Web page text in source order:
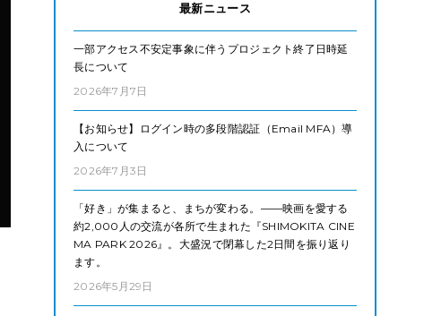
最新ニュース
一部アクセス不安定事象に伴うプロジェクト終了日時延
長について
2026年7月7日
【お知らせ】ログイン時の多段階認証（Email MFA）導
入について
2026年7月3日
「好き」が集まると、まちが変わる。——映画を愛する
約2,000人の交流が各所で生まれた『SHIMOKITA CINE
MA PARK 2026』。大盛況で閉幕した2日間を振り返り
ます。
2026年5月29日